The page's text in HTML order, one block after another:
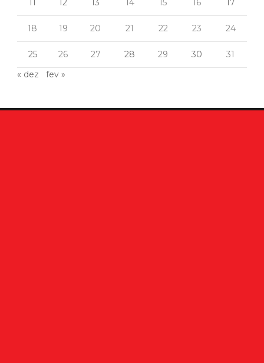
12 13 14 15 16 17
18 19 20 21 22 23 24
25 26 27 28 29 30
31
« dez
fev »